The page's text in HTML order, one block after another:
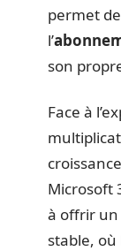
permet
l’
son
Face à
Microsoft
à offrir un
stable,